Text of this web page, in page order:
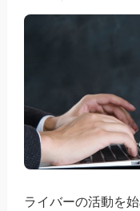
ライバーの活動を